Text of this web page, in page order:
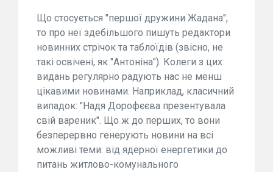
Що стосується "першої дружини Жадана",
то про неї здебільшого пишуть редактори
новинних стрічок та таблоїдів (звісно, не
такі освічені, як "Антоніна"). Колеги з цих
видань регулярно радують нас не менш
цікавими новинами. Наприклад, класичний
випадок: "Надя Дорофєєва презентувала
свій вареник". Що ж до перших, то вони
безперервно генерують новини на всі
можливі теми: від ядерної енергетики до
питань житлово-комунального